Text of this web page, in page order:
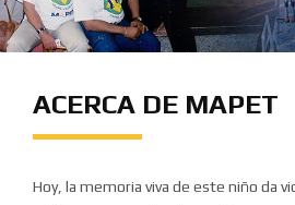
ACERCA DE MAPET
Hoy, la memoria viva de este niño da